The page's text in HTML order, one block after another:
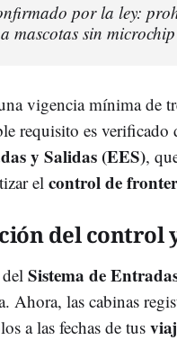
por la ley:
mascotas sin
vigencia mínima de
requisito es
y Salidas (EES),
el control de
del control
Sistema de
Ahora, las cabinas
a las fechas de tus